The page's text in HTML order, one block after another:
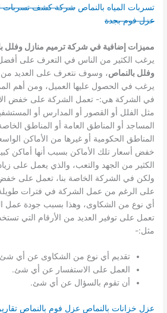
تسربات المياه بالنماص شركة كشف تسربات
عزل فوم بجدة
مميزات إضافية في شركة ترميم منازل وفلل
يرغب الكثير من الناس في التعرف على
وفلل بالنماص، وسوف نتعرف على العديد من
يرغب في الحصول عليها العميل، ومن أهم
في الشركة هي:- تعمل الشركة على خفض
مثل الفلل أو القصور أو المدارس أو
المساجد أو المناطق العامة أو المناطق
المناطق الحكومية أو غيرها من الأماكن
خفض أسعار تلك الأماكن بسبب أنها أماكن
الكثير من الجهد والتعب، والذي يعمل على
ولكن في الشركة الخاصة بنا، تعمل على خفض
على الرغم من عمل الشركة في فترات طويلة
أي نوع من الشكاوى، وهذا بسبب جودة عمل
تعمل على توفير العديد من الأرقام التي
مثل:-
تقديم أي نوع من الشكاوى عن أي
العمل على الاستفسار عن أي شئ.
أن تقوم بالسؤال عن أي شئ.
عزل خزانات بالنماص عزل فوم بالنماص